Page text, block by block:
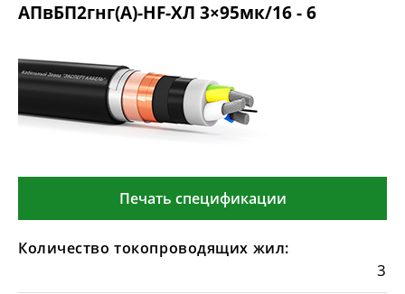
АПвБП2гнг(А)-HF-ХЛ 3×95мк/16 - 6
Печать спецификации
Количество токопроводящих жил:
3